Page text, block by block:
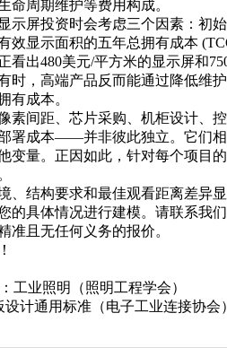
命周期维护等费用构成。
示屏投资时会考虑三个因素：初
效显示面积的五年总拥有成本
看出480美元/平方米的显示屏和
，高端产品反而能通过降低维
有成本。
间距、芯片采购、机柜设计、
署成本——并非彼此独立。它们
变量。正因如此，针对每个项目
、结构要求和最佳观看距离差异
的具体情况进行建模。请联系我
准且无任何义务的报价。
工业照明（照明工程学会）
设计通用标准（电子工业连接协会